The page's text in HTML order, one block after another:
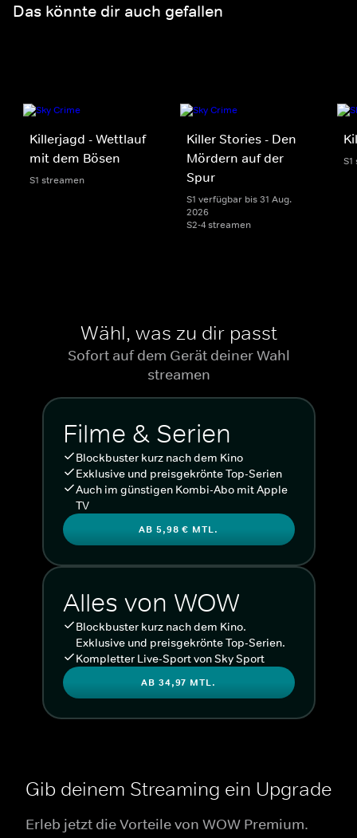
Das könnte dir auch gefallen
Killerjagd - Wettlauf
mit dem Bösen
S1 streamen
Killer Stories - Den
Mördern auf der
Spur
S1 verfügbar bis 31 Aug.
2026
S2-4 streamen
Wähl, was zu dir passt
Sofort auf dem Gerät deiner Wahl
streamen
Filme & Serien
Blockbuster kurz nach dem Kino
Exklusive und preisgekrönte Top-Serien
Auch im günstigen Kombi-Abo mit Apple
TV
AB 5,98 € MTL.
Alles von WOW
Blockbuster kurz nach dem Kino.
Exklusive und preisgekrönte Top-Serien.
Kompletter Live-Sport von Sky Sport
AB 34,97 MTL.
Gib deinem Streaming ein Upgrade
Erleb jetzt die Vorteile von WOW Premium.